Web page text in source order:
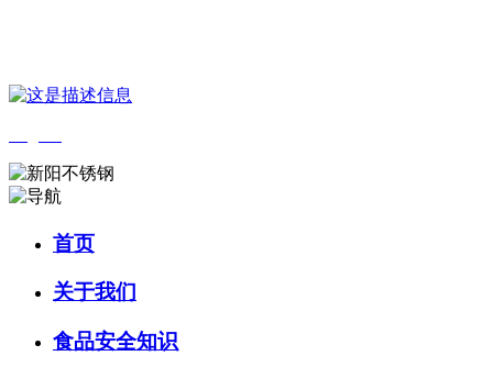
首页
关于我们
食品安全知识